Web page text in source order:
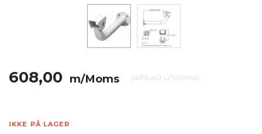
608,00 m/Moms (486,40 u/Moms)
IKKE PÅ LAGER